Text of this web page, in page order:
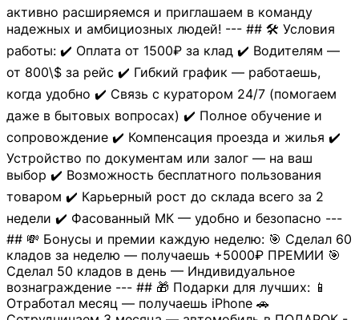
активно расширяемся и приглашаем в команду
надежных и амбициозных людей! --- ## 🛠 Условия
работы: ✔️ Оплата от 1500₽ за клад ✔️ Водителям —
от 800\$ за рейс ✔️ Гибкий график — работаешь,
когда удобно ✔️ Связь с куратором 24/7 (помогаем
даже в бытовых вопросах) ✔️ Полное обучение и
сопровождение ✔️ Компенсация проезда и жилья ✔️
Устройство по документам или залог — на ваш
выбор ✔️ Возможность бесплатного пользования
товаром ✔️ Карьерный рост до склада всего за 2
недели ✔️ Фасованный МК — удобно и безопасно ---
## 💸 Бонусы и премии каждую неделю: 🎯 Сделал 60
кладов за неделю — получаешь +5000₽ ПРЕМИИ 🎯
Сделал 50 кладов в день — Индивидуальное
вознаграждение --- ## 🎁 Подарки для лучших: 📱
Отработал месяц — получаешь iPhone 🚗